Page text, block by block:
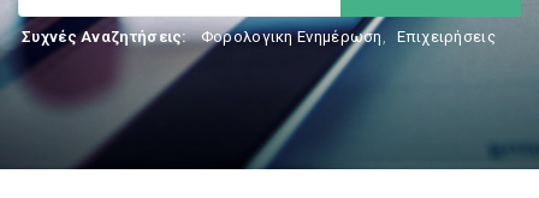
Συχνές Αναζητήσεις: Φορολογικη Ενημέρωση, Επιχειρήσεις